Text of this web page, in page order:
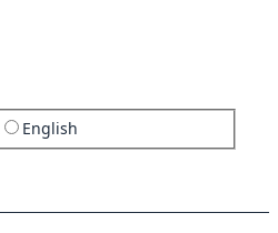
English